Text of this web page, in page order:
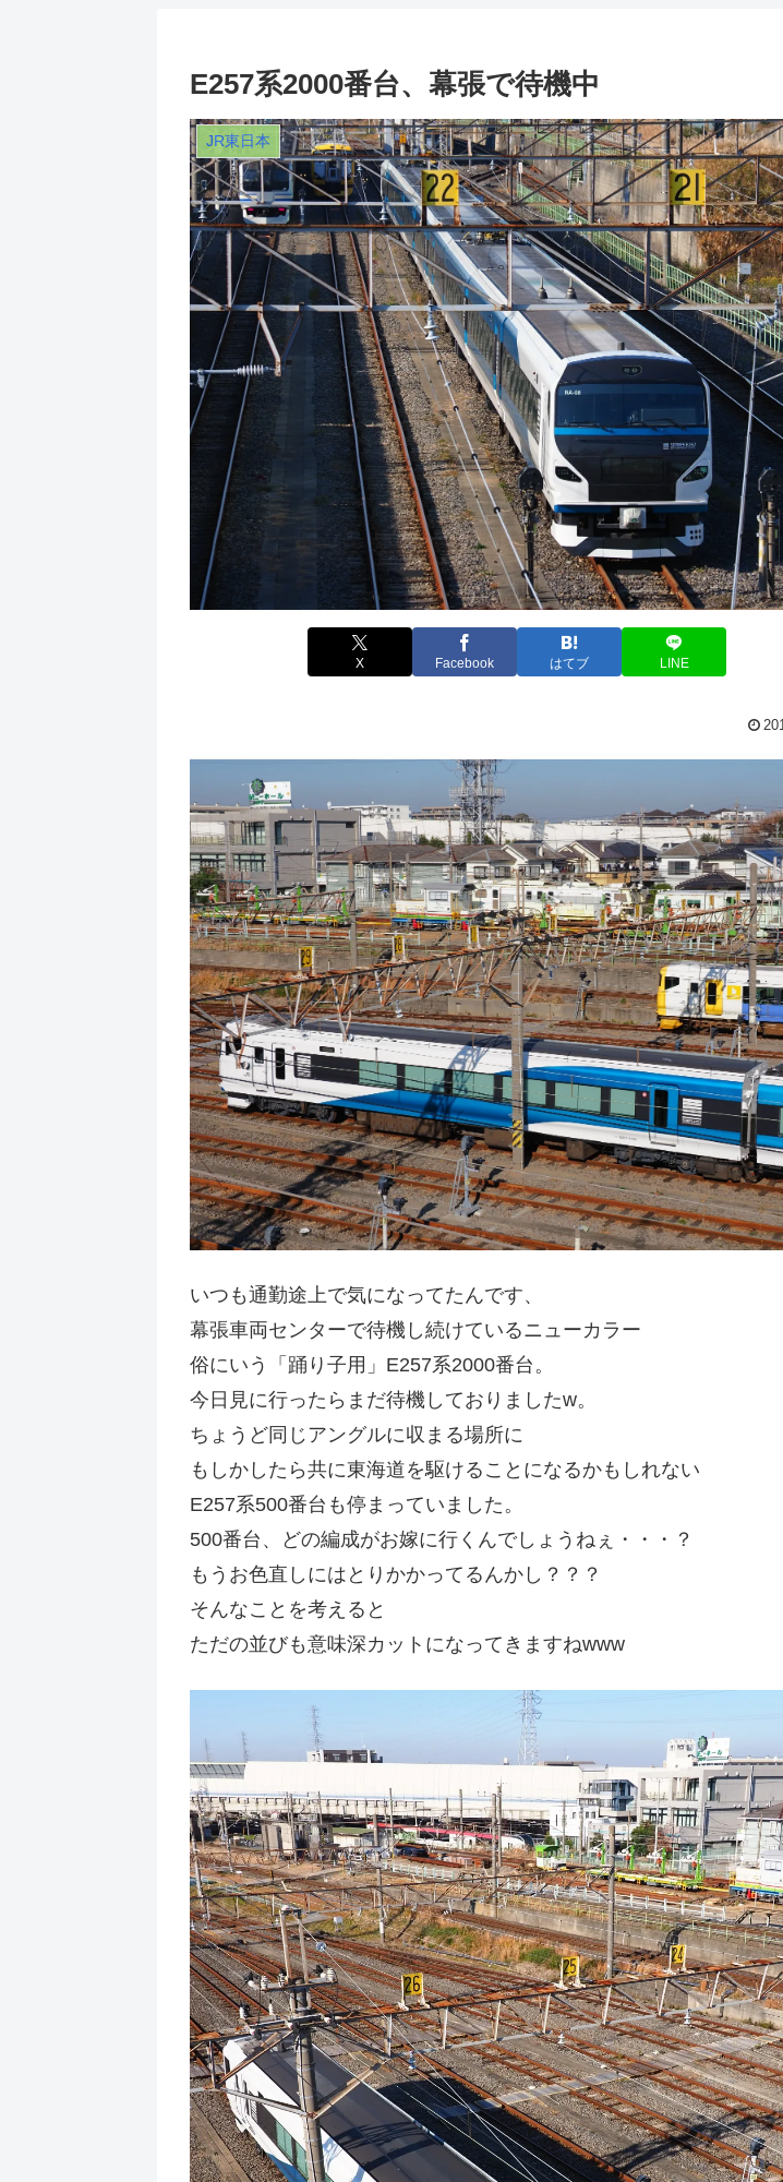
E257系2000番台、幕張で待機中
JR東日本
X Facebook はてブ LINE
いつも通勤途上で気になってたんです、
幕張車両センターで待機し続けているニューカラー
俗にいう「踊り子用」E257系2000番台。
今日見に行ったらまだ待機しておりましたw。
ちょうど同じアングルに収まる場所に
もしかしたら共に東海道を駆けることになるかもしれない
E257系500番台も停まっていました。
500番台、どの編成がお嫁に行くんでしょうねぇ・・・？
もうお色直しにはとりかかってるんかし？？？
そんなことを考えると
ただの並びも意味深カットになってきますねwww